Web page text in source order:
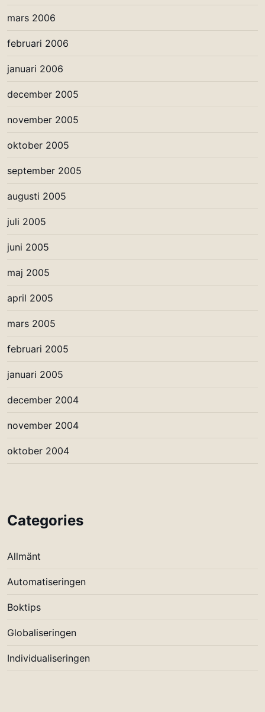
mars 2006
februari 2006
januari 2006
december 2005
november 2005
oktober 2005
september 2005
augusti 2005
juli 2005
juni 2005
maj 2005
april 2005
mars 2005
februari 2005
januari 2005
december 2004
november 2004
oktober 2004
Categories
Allmänt
Automatiseringen
Boktips
Globaliseringen
Individualiseringen